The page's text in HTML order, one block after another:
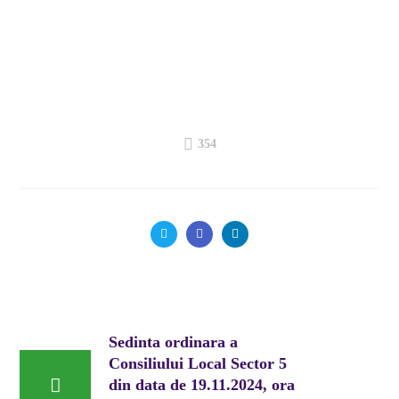
354
Sedinta ordinara a
Consiliului Local Sector 5
din data de 19.11.2024, ora